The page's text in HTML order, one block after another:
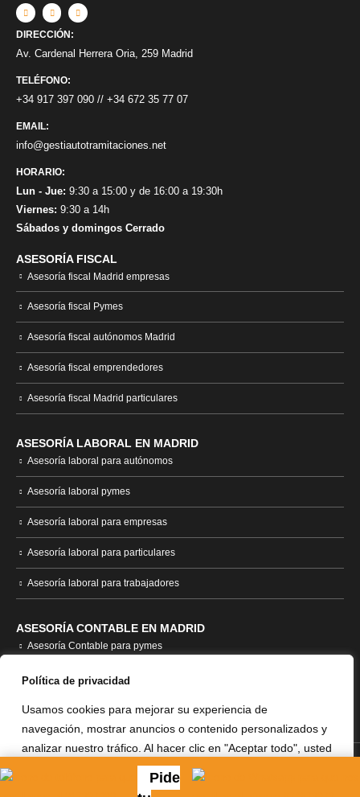
Política de privacidad
Usamos cookies para mejorar su experiencia de
navegación, mostrar anuncios o contenido personalizados y
analizar nuestro tráfico. Al hacer clic en "Aceptar todo", usted
acepta nuestro uso de cookies.
Leer más
Pide
DIRECCIÓN:
Av. Cardenal Herrera Oria, 259 Madrid
TELÉFONO:
+34 917 397 090 // +34 672 35 77 07
EMAIL:
info@gestiautotramitaciones.net
HORARIO:
Lun - Jue: 9:30 a 15:00 y de 16:00 a 19:30h
Viernes: 9:30 a 14h
Sábados y domingos Cerrado
ASESORÍA FISCAL
Asesoría fiscal Madrid empresas
Asesoría fiscal Pymes
Asesoría fiscal autónomos Madrid
Asesoría fiscal emprendedores
Asesoría fiscal Madrid particulares
ASESORÍA LABORAL EN MADRID
Asesoría laboral para autónomos
Asesoría laboral pymes
Asesoría laboral para empresas
Asesoría laboral para particulares
Asesoría laboral para trabajadores
ASESORÍA CONTABLE EN MADRID
Asesoría Contable para pymes
Asesoría contable empresas
Asesoría contable autónomos
POLÍTICA DE PRIVACIDAD
REEMBOLSOS|POLÍTICA DE COOKIES